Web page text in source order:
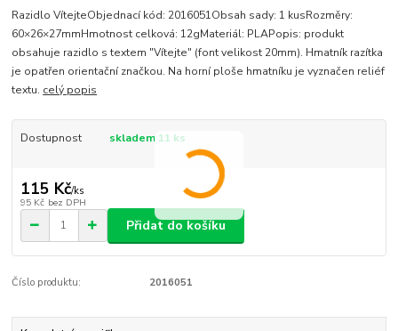
Razidlo VítejteObjednací kód: 2016051Obsah sady: 1 kusRozměry:
60×26×27mmHmotnost celková: 12gMateriál: PLAPopis: produkt
obsahuje razidlo s textem "Vítejte" (font velikost 20mm). Hmatník razítka
je opatřen orientační značkou. Na horní ploše hmatníku je vyznačen reliéf
textu. celý popis
Dostupnost skladem 11 ks
115 Kč/ks
95 Kč bez DPH
Přidat do košíku
Číslo produktu: 2016051